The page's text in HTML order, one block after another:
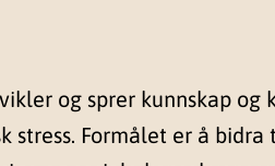
og sprer kunnskap og
stress. Formålet er å